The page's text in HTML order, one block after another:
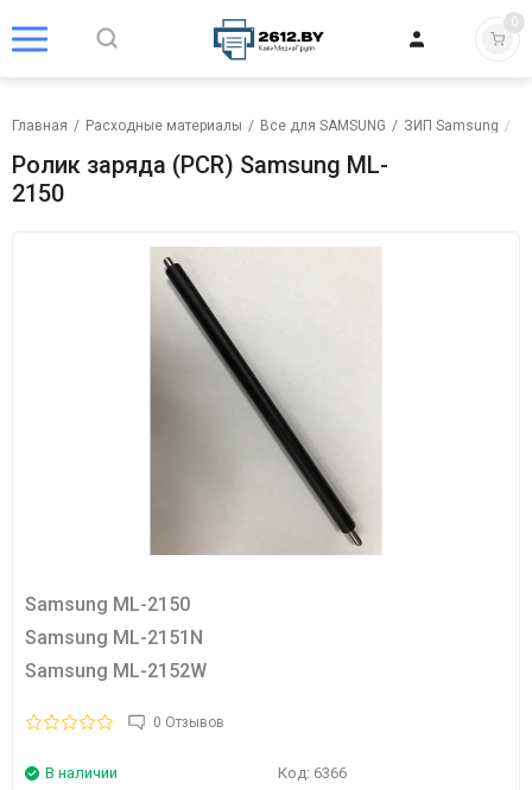
0
Главная / Расходные материалы / Все для SAMSUNG / ЗИП Samsung /
Ролик заряда (PCR) Samsung ML-
2150
Samsung ML-2150
Samsung ML-2151N
Samsung ML-2152W
0 Отзывов
В наличии Код: 6366